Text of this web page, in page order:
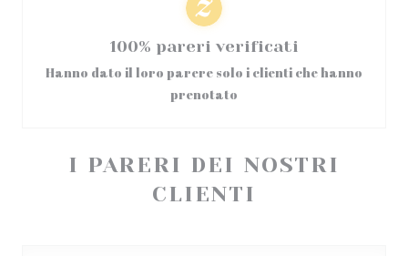
I PARERI DEI NOSTRI
CLIENTI
100% pareri verificati
Hanno dato il loro parere solo i clienti che hanno
prenotato